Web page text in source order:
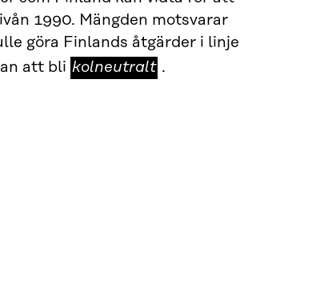
1990. Mängden motsvarar
göra Finlands åtgärder i linje
att bli kolneutralt
kolneutralt .